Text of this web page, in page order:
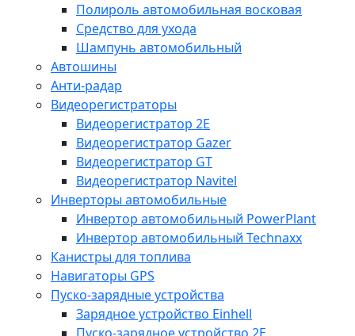
Полироль автомобильная восковая
Средство для ухода
Шампунь автомобильный
Автошины
Анти-радар
Видеорегистраторы
Видеорегистратор 2E
Видеорегистратор Gazer
Видеорегистратор GT
Видеорегистратор Navitel
Инверторы автомобильные
Инвертор автомобильный PowerPlant
Инвертор автомобильный Technaxx
Канистры для топлива
Навигаторы GPS
Пуско-зарядные устройства
Зарядное устройство Einhell